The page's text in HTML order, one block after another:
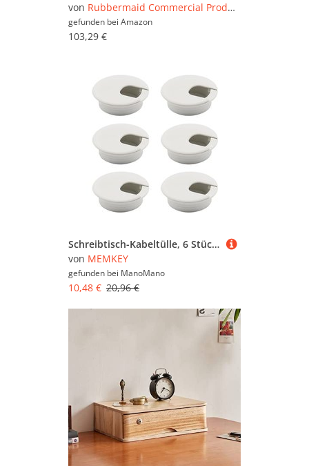
von Rubbermaid Commercial Products
gefunden bei Amazon
103,29 €
Schreibtisch-Kabeltülle, 6 Stück, weiße Kabeltülle, runde versenkte Kabeltülle, Kabellochabdeckung, Schreibtisch-Kabeltülle, Schreibtisch-Kabeltülle,
von MEMKEY
gefunden bei ManoMano
10,48 € 20,96 €